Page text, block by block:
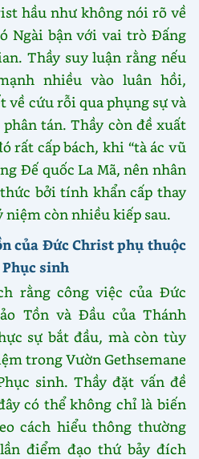
hầu như không nói rõ về
Ngài bận với vai trò Đấng
Thầy suy luận rằng nếu
nhiều vào luân hồi,
cứu rỗi qua phụng sự và
tán. Thầy còn đề xuất
rất cấp bách, khi “tà ác vũ
Đế quốc La Mã, nên nhân
bởi tính khẩn cấp thay
còn nhiều kiếp sau.
của Đức Christ phụ thuộc
Phục sinh
rằng công việc của Đức
Tồn và Đầu của Thánh
sự bắt đầu, mà còn tùy
trong Vườn Gethsemane
sinh. Thầy đặt vấn đề
có thể không chỉ là biến
cách hiểu thông thường
điểm đạo thứ bảy đích